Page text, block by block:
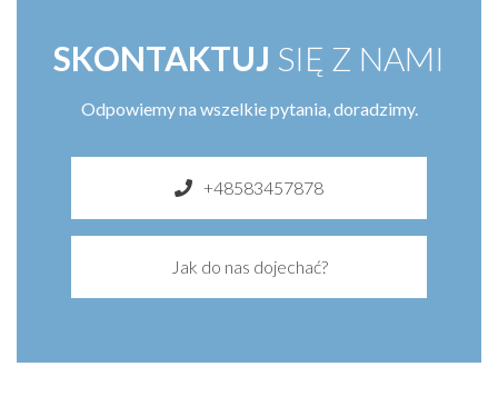
SKONTAKTUJ SIĘ Z NAMI
Odpowiemy na wszelkie pytania, doradzimy.
+48583457878
Jak do nas dojechać?